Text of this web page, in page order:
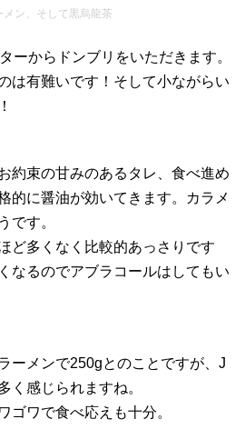
メン、そして黒烏龍茶
ーからドンブリをいただきます。
は有難いです！そして小ながらい
約束の甘みのあるタレ、食べ進め
的に醤油が効いてきます。カラメ
です。
ど多くなく比較的あっさりです
なるのでアブラコールはしてもい
ーメンで250gとのことですが、J
く感じられますね。
ゴワで食べ応えも十分。